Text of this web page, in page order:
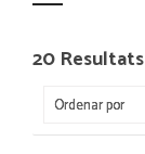
20 Resultats